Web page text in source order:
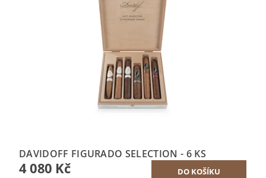
DAVIDOFF FIGURADO SELECTION - 6 KS
4 080 Kč